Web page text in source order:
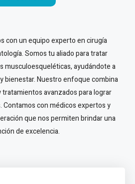
con un equipo experto en cirugía
Somos tu aliado para tratar
musculoesqueléticas, ayudándote a
bienestar. Nuestro enfoque combina
avanzados para lograr
con médicos expertos y
que nos permiten brindar una
de excelencia.